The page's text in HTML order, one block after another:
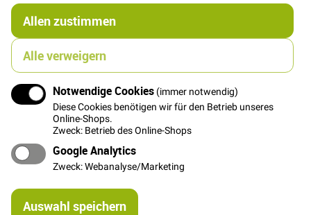
Allen zustimmen
Alle verweigern
Notwendige Cookies (immer notwendig)
Diese Cookies benötigen wir für den Betrieb unseres
Online-Shops.
Zweck: Betrieb des Online-Shops
Google Analytics
Zweck: Webanalyse/Marketing
Auswahl speichern
16,00 €
Details
Streifen. Dieser Stoff eignet sich sehr gut für Sommerbekleidung aller
Art.